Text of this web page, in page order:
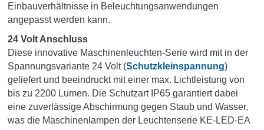
Einbauverhältnisse in Beleuchtungsanwendungen
angepasst werden kann.
24 Volt Anschluss
Diese innovative Maschinenleuchten-Serie wird mit in der
Spannungsvariante 24 Volt (Schutzkleinspannung)
geliefert und beeindruckt mit einer max. Lichtleistung von
bis zu 2200 Lumen. Die Schutzart IP65 garantiert dabei
eine zuverlässige Abschirmung gegen Staub und Wasser,
was die Maschinenlampen der Leuchtenserie KE-LED-EA